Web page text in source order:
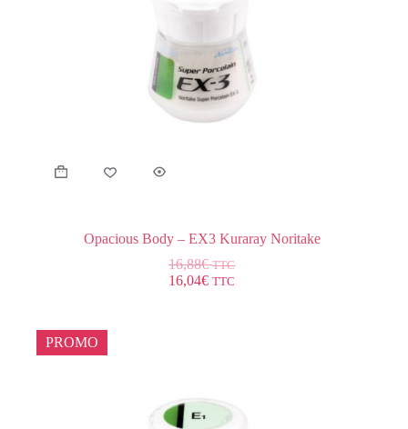
Opacious Body – EX3 Kuraray Noritake
16,88€ TTC
16,04€ TTC
PROMO